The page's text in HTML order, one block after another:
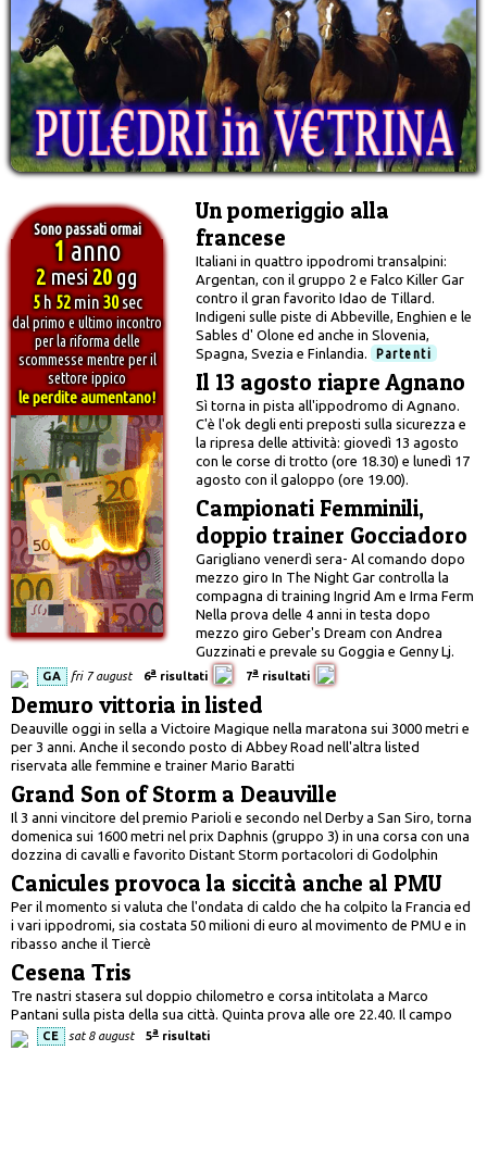
Sono passati ormai
1anno
2mesi20gg
5h52min31sec
dal primo e ultimo incontro
per la riforma delle
scommesse mentre per il
settore ippico
le perdite aumentano!
Un pomeriggio alla
francese
Italiani in quattro ippodromi transalpini:
Argentan, con il gruppo 2 e Falco Killer Gar
contro il gran favorito Idao de Tillard.
Indigeni sulle piste di Abbeville, Enghien e le
Sables d' Olone ed anche in Slovenia,
Spagna, Svezia e Finlandia.
Partenti
Il 13 agosto riapre Agnano
Sì torna in pista all'ippodromo di Agnano.
C'è l'ok degli enti preposti sulla sicurezza e
la ripresa delle attività: giovedì 13 agosto
con le corse di trotto (ore 18.30) e lunedì 17
agosto con il galoppo (ore 19.00).
Campionati Femminili,
doppio trainer Gocciadoro
Garigliano venerdì sera- Al comando dopo
mezzo giro In The Night Gar controlla la
compagna di training Ingrid Am e Irma Ferm
Nella prova delle 4 anni in testa dopo
mezzo giro Geber's Dream con Andrea
Guzzinati e prevale su Goggia e Genny Lj.
GA fri 7 august 6a risultati 7a risultati
Demuro vittoria in listed
Deauville oggi in sella a Victoire Magique nella maratona sui 3000 metri e
per 3 anni. Anche il secondo posto di Abbey Road nell'altra listed
riservata alle femmine e trainer Mario Baratti
Grand Son of Storm a Deauville
Il 3 anni vincitore del premio Parioli e secondo nel Derby a San Siro, torna
domenica sui 1600 metri nel prix Daphnis (gruppo 3) in una corsa con una
dozzina di cavalli e favorito Distant Storm portacolori di Godolphin
Canicules provoca la siccità anche al PMU
Per il momento si valuta che l'ondata di caldo che ha colpito la Francia ed
i vari ippodromi, sia costata 50 milioni di euro al movimento de PMU e in
ribasso anche il Tiercè
Cesena Tris
Tre nastri stasera sul doppio chilometro e corsa intitolata a Marco
Pantani sulla pista della sua città. Quinta prova alle ore 22.40. Il campo
CE sat 8 august 5a risultati